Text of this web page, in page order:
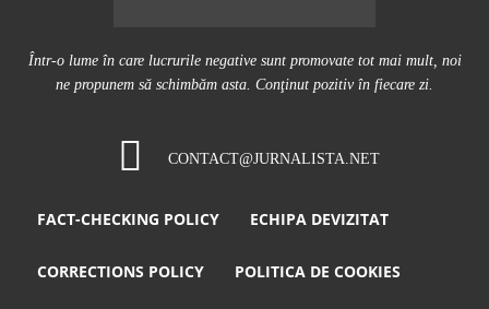
Într-o lume în care lucrurile negative sunt promovate tot mai mult, noi
ne propunem să schimbăm asta. Conţinut pozitiv în fiecare zi.
CONTACT@JURNALISTA.NET
FACT-CHECKING POLICY ECHIPA DEVIZITAT
CORRECTIONS POLICY POLITICA DE COOKIES